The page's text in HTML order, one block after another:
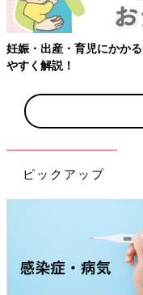
をわかり
ピックアップ